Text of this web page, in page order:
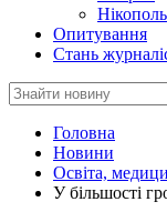
Нікополь
Опитування
Стань
Головна
Новини
Освіта,
У більшості